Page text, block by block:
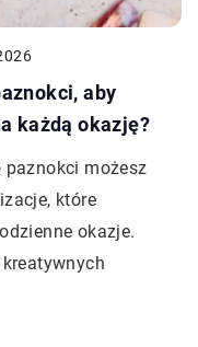
aby
każdą okazję?
paznokci możesz
które
okazje.